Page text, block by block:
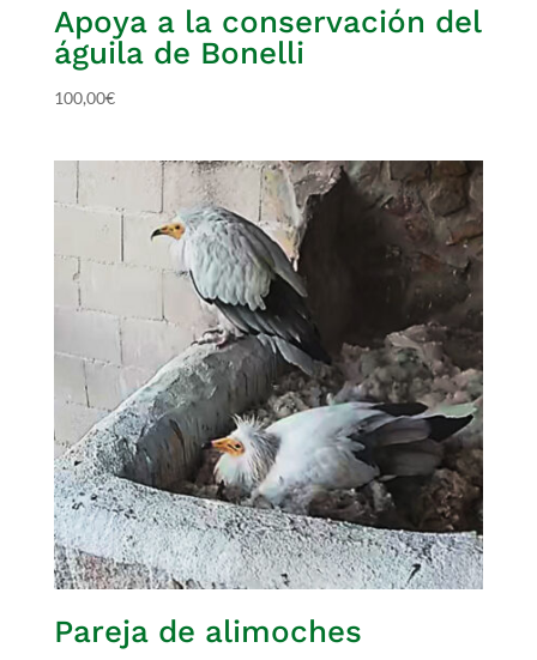
Apoya a la conservación del
águila de Bonelli
100,00€
Pareja de alimoches